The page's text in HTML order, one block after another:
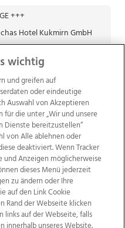
+++
Kontakt
Jobs
wichtig
und greifen auf
oder eindeutige
Auswahl von Akzeptieren
für die unter „Wir und unsere
Dienste bereitzustellen“
von Alle ablehnen oder
deaktiviert. Wenn Tracker
und Anzeigen möglicherweise
dieses Menü jederzeit
zu ändern oder Ihre
auf den Link Cookie
Rand der Webseite klicken
links auf der Webseite, falls